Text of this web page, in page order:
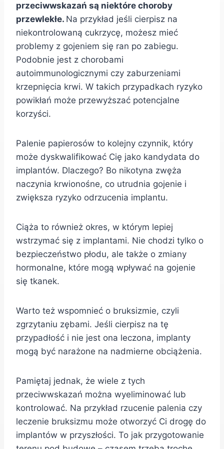
przeciwwskazań są niektóre choroby
przewlekłe. Na przykład jeśli cierpisz na
niekontrolowaną cukrzycę, możesz mieć
problemy z gojeniem się ran po zabiegu.
Podobnie jest z chorobami
autoimmunologicznymi czy zaburzeniami
krzepnięcia krwi. W takich przypadkach ryzyko
powikłań może przewyższać potencjalne
korzyści.
Palenie papierosów to kolejny czynnik, który
może dyskwalifikować Cię jako kandydata do
implantów. Dlaczego? Bo nikotyna zwęża
naczynia krwionośne, co utrudnia gojenie i
zwiększa ryzyko odrzucenia implantu.
Ciąża to również okres, w którym lepiej
wstrzymać się z implantami. Nie chodzi tylko o
bezpieczeństwo płodu, ale także o zmiany
hormonalne, które mogą wpływać na gojenie
się tkanek.
Warto też wspomnieć o bruksizmie, czyli
zgrzytaniu zębami. Jeśli cierpisz na tę
przypadłość i nie jest ona leczona, implanty
mogą być narażone na nadmierne obciążenia.
Pamiętaj jednak, że wiele z tych
przeciwwskazań można wyeliminować lub
kontrolować. Na przykład rzucenie palenia czy
leczenie bruksizmu może otworzyć Ci drogę do
implantów w przyszłości. To jak przygotowanie